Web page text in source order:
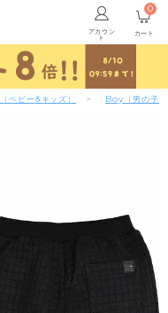
アカウン
ト カート
0
（ベビー&キッズ） Boy （男の子）